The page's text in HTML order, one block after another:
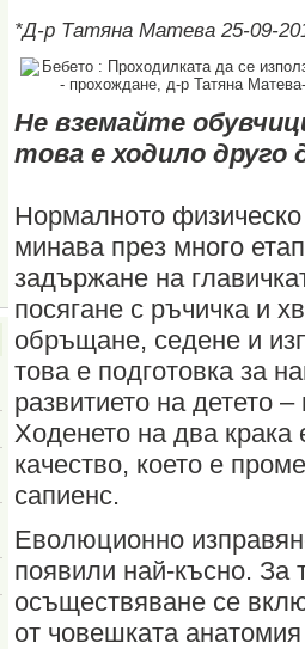
*Д-р Татяна Матева 25-09-
Не вземайте
това е ходило друго
Нормалното
минава през много
задържане на
посягане с ръчичка и
обръщане, седене и
това е подготовка за
развитието на детето
Ходенето на два крака
качество, което е
сапиенс.
Еволюционно
появили най-късно. За
осъществяване се
от човешката